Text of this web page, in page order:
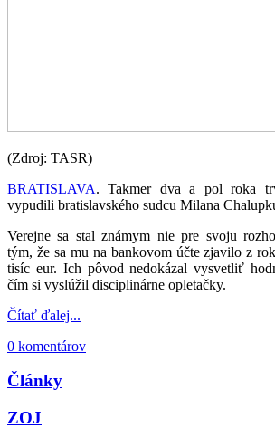
(Zdroj: TASR)
BRATISLAVA. Takmer dva a pol roka
vypudili bratislavského sudcu Milana
Verejne sa stal známym nie pre svoju
tým, že sa mu na bankovom účte zjavilo z
tisíc eur. Ich pôvod nedokázal vysvetliť
čím si vyslúžil disciplinárne opletačky.
Čítať ďalej...
0 komentárov
Články
ZOJ